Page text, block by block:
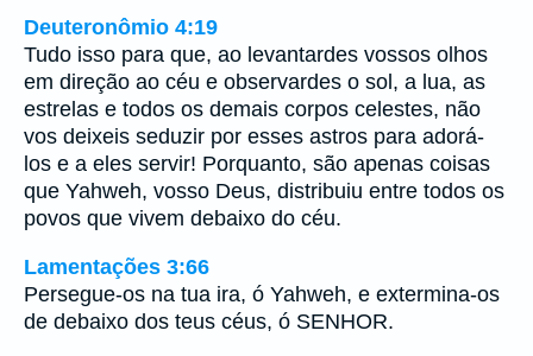
Deuteronômio 4:19
Tudo isso para que, ao levantardes vossos olhos
em direção ao céu e observardes o sol, a lua, as
estrelas e todos os demais corpos celestes, não
vos deixeis seduzir por esses astros para adorá-
los e a eles servir! Porquanto, são apenas coisas
que Yahweh, vosso Deus, distribuiu entre todos os
povos que vivem debaixo do céu.
Lamentações 3:66
Persegue-os na tua ira, ó Yahweh, e extermina-os
de debaixo dos teus céus, ó SENHOR.